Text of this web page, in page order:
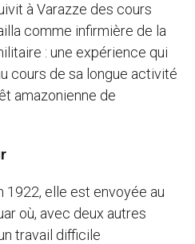
à Varazze des cours
comme infirmière de la
: une expérience qui
cours de sa longue activité
amazonienne de
1922, elle est envoyée au
où, avec deux autres
travail difficile